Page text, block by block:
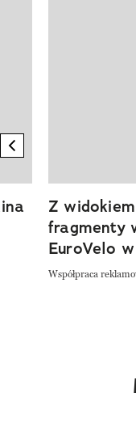
previous element
Z
fragmenty
EuroVelo
Współpraca